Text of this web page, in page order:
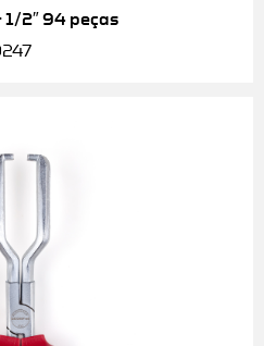
1/2″ 94 peças